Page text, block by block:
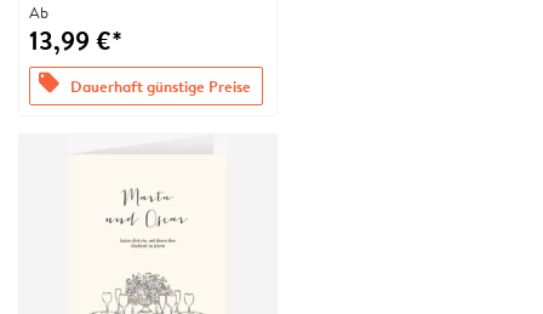
Ab
13,99 €*
offers Dauerhaft günstige Preise